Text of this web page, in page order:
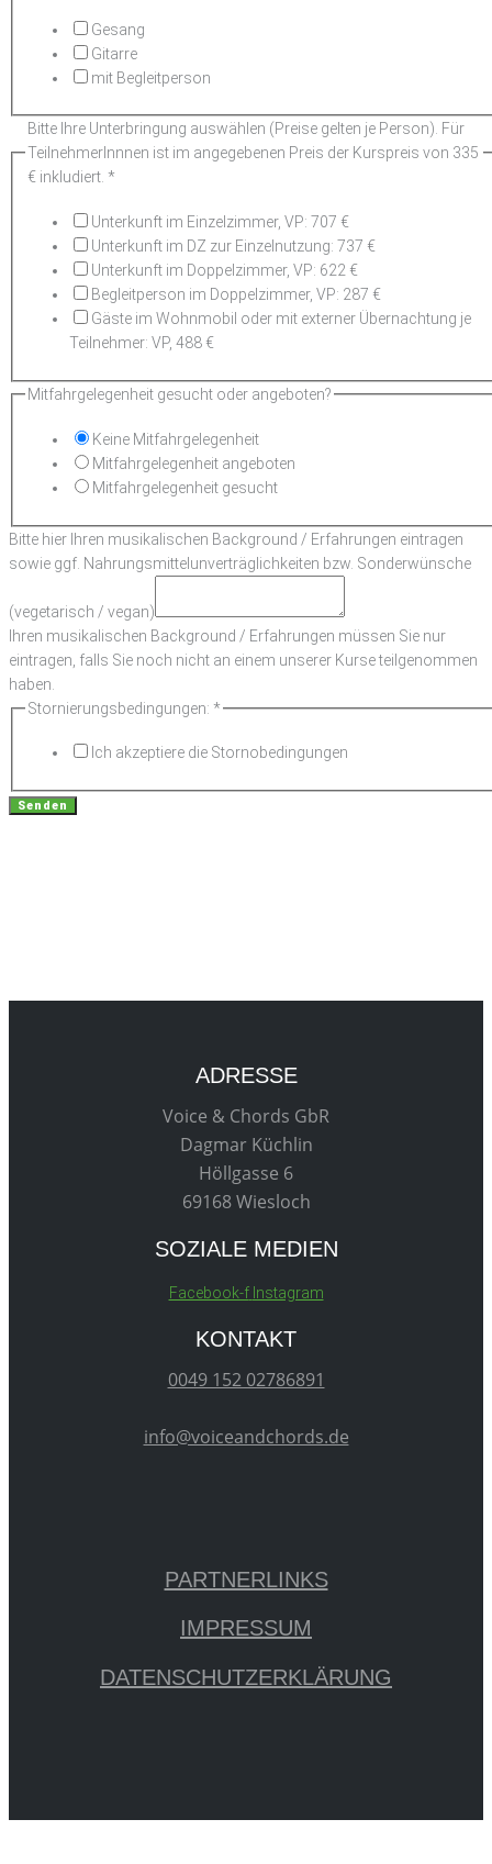
Gesang
Gitarre
mit Begleitperson
Bitte Ihre Unterbringung auswählen (Preise gelten je Person). Für
TeilnehmerInnnen ist im angegebenen Preis der Kurspreis von 335
€ inkludiert. *
Unterkunft im Einzelzimmer, VP: 707 €
Unterkunft im DZ zur Einzelnutzung: 737 €
Unterkunft im Doppelzimmer, VP: 622 €
Begleitperson im Doppelzimmer, VP: 287 €
Gäste im Wohnmobil oder mit externer Übernachtung je
Teilnehmer: VP, 488 €
Mitfahrgelegenheit gesucht oder angeboten?
Keine Mitfahrgelegenheit
Mitfahrgelegenheit angeboten
Mitfahrgelegenheit gesucht
Bitte hier Ihren musikalischen Background / Erfahrungen eintragen
sowie ggf. Nahrungsmittelunverträglichkeiten bzw. Sonderwünsche
(vegetarisch / vegan)
Ihren musikalischen Background / Erfahrungen müssen Sie nur
eintragen, falls Sie noch nicht an einem unserer Kurse teilgenommen
haben.
Stornierungsbedingungen: *
Ich akzeptiere die Stornobedingungen
Senden
ADRESSE
Voice & Chords GbR
Dagmar Küchlin
Höllgasse 6
69168 Wiesloch
SOZIALE MEDIEN
Facebook-f Instagram
KONTAKT
0049 152 02786891
info@voiceandchords.de
PARTNERLINKS
IMPRESSUM
DATENSCHUTZERKLÄRUNG